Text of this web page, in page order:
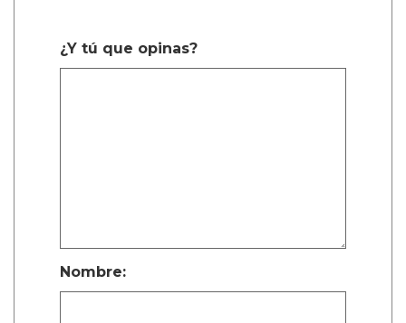
¿Y tú que opinas?
Nombre: